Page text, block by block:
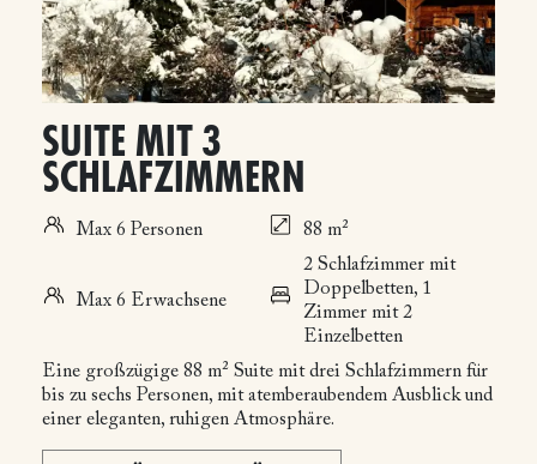
SUITE MIT 3
SCHLAFZIMMERN
Max 6 Personen 88 m²
Max 6 Erwachsene
2 Schlafzimmer mit
Doppelbetten, 1
Zimmer mit 2
Einzelbetten
Eine großzügige 88 m² Suite mit drei Schlafzimmern für
bis zu sechs Personen, mit atemberaubendem Ausblick und
einer eleganten, ruhigen Atmosphäre.